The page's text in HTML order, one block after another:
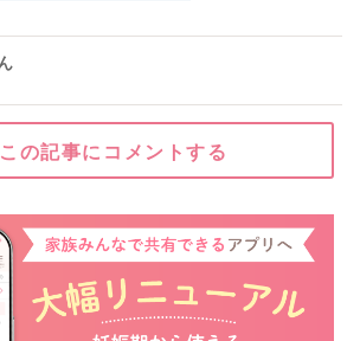
この記事にコメントする